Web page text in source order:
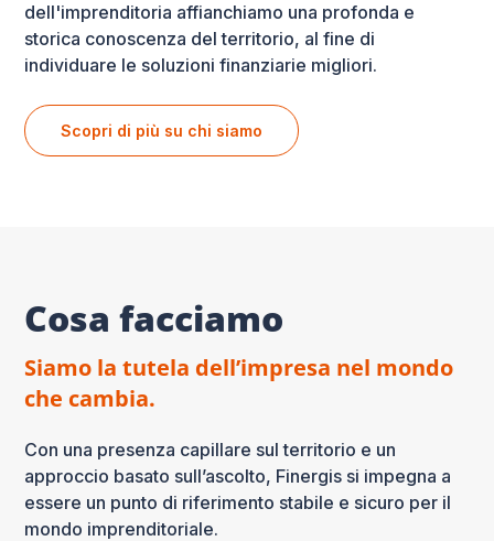
dell'imprenditoria affianchiamo una profonda e
storica conoscenza del territorio, al fine di
individuare le soluzioni finanziarie migliori.
Scopri di più su chi siamo
Cosa facciamo
Siamo la tutela dell’impresa nel mondo
che cambia.
Con una presenza capillare sul territorio e un
approccio basato sull’ascolto, Finergis si impegna a
essere un punto di riferimento stabile e sicuro per il
mondo imprenditoriale.